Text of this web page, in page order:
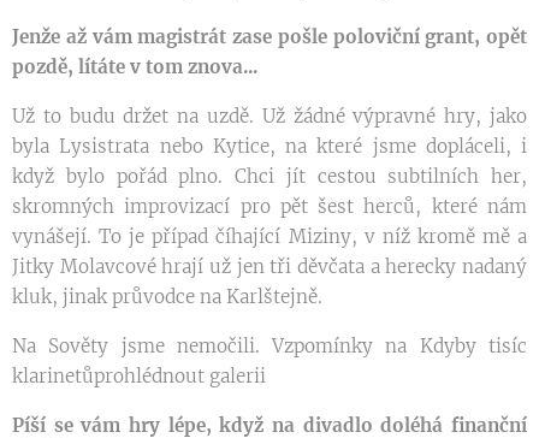
Jenže až vám magistrát zase pošle poloviční grant, opět
pozdě, lítáte v tom znova...
Už to budu držet na uzdě. Už žádné výpravné hry, jako
byla Lysistrata nebo Kytice, na které jsme dopláceli, i
když bylo pořád plno. Chci jít cestou subtilních her,
skromných improvizací pro pět šest herců, které nám
vynášejí. To je případ číhající Miziny, v níž kromě mě a
Jitky Molavcové hrají už jen tři děvčata a herecky nadaný
kluk, jinak průvodce na Karlštejně.
Na Sověty jsme nemočili. Vzpomínky na Kdyby tisíc
klarinetůprohlédnout galerii
Píší se vám hry lépe, když na divadlo doléhá finanční